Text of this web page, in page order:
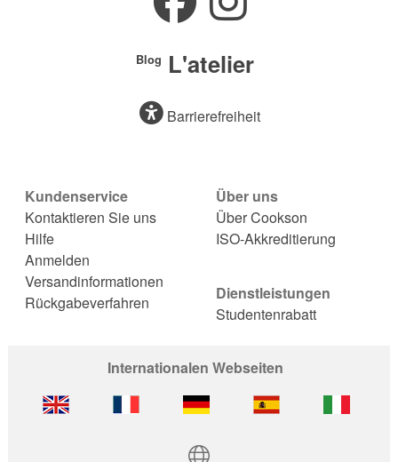
Blog L'atelier
Barrierefreiheit
Kundenservice
Kontaktieren Sie uns
Hilfe
Anmelden
Versandinformationen
Rückgabeverfahren
Über uns
Über Cookson
ISO-Akkreditierung
Dienstleistungen
Studentenrabatt
Internationalen Webseiten